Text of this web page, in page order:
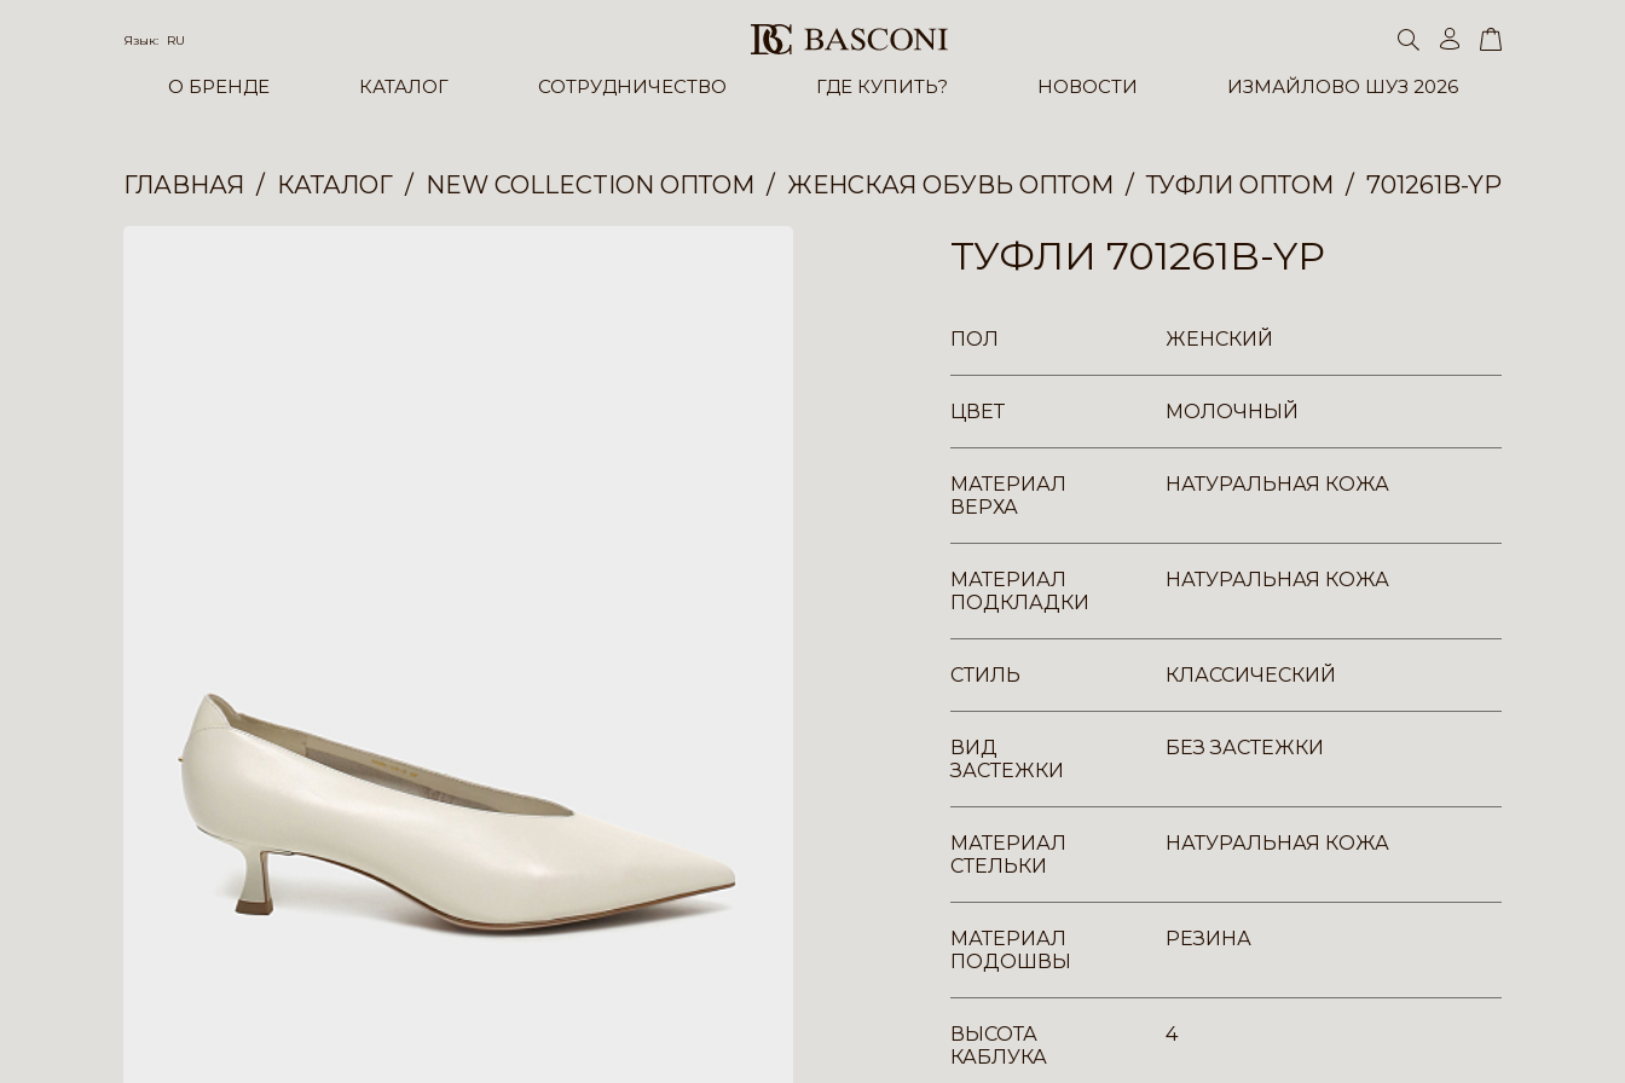
Язык: RU
О БРЕНДЕ КАТАЛОГ СОТРУДНИЧЕСТВО ГДЕ КУПИТЬ? НОВОСТИ ИЗМАЙЛОВО ШУЗ 2026
ГЛАВНАЯ КАТАЛОГ NEW COLLECTION ОПТОМ ЖЕНСКАЯ ОБУВЬ ОПТОМ ТУФЛИ ОПТОМ 701261B-YP
ТУФЛИ 701261B-YP
ПОЛ ЖЕНСКИЙ
ЦВЕТ МОЛОЧНЫЙ
МАТЕРИАЛ
ВЕРХА
НАТУРАЛЬНАЯ КОЖА
МАТЕРИАЛ
ПОДКЛАДКИ
НАТУРАЛЬНАЯ КОЖА
СТИЛЬ КЛАССИЧЕСКИЙ
ВИД
ЗАСТЕЖКИ
БЕЗ ЗАСТЕЖКИ
МАТЕРИАЛ
СТЕЛЬКИ
НАТУРАЛЬНАЯ КОЖА
МАТЕРИАЛ
ПОДОШВЫ
РЕЗИНА
ВЫСОТА
КАБЛУКА
4